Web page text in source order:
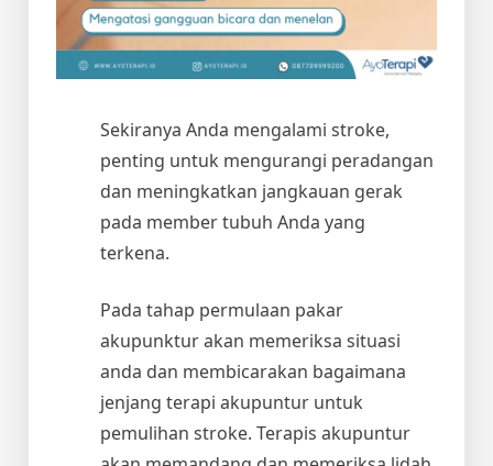
Sekiranya Anda mengalami stroke,
penting untuk mengurangi peradangan
dan meningkatkan jangkauan gerak
pada member tubuh Anda yang
terkena.
Pada tahap permulaan pakar
akupunktur akan memeriksa situasi
anda dan membicarakan bagaimana
jenjang terapi akupuntur untuk
pemulihan stroke. Terapis akupuntur